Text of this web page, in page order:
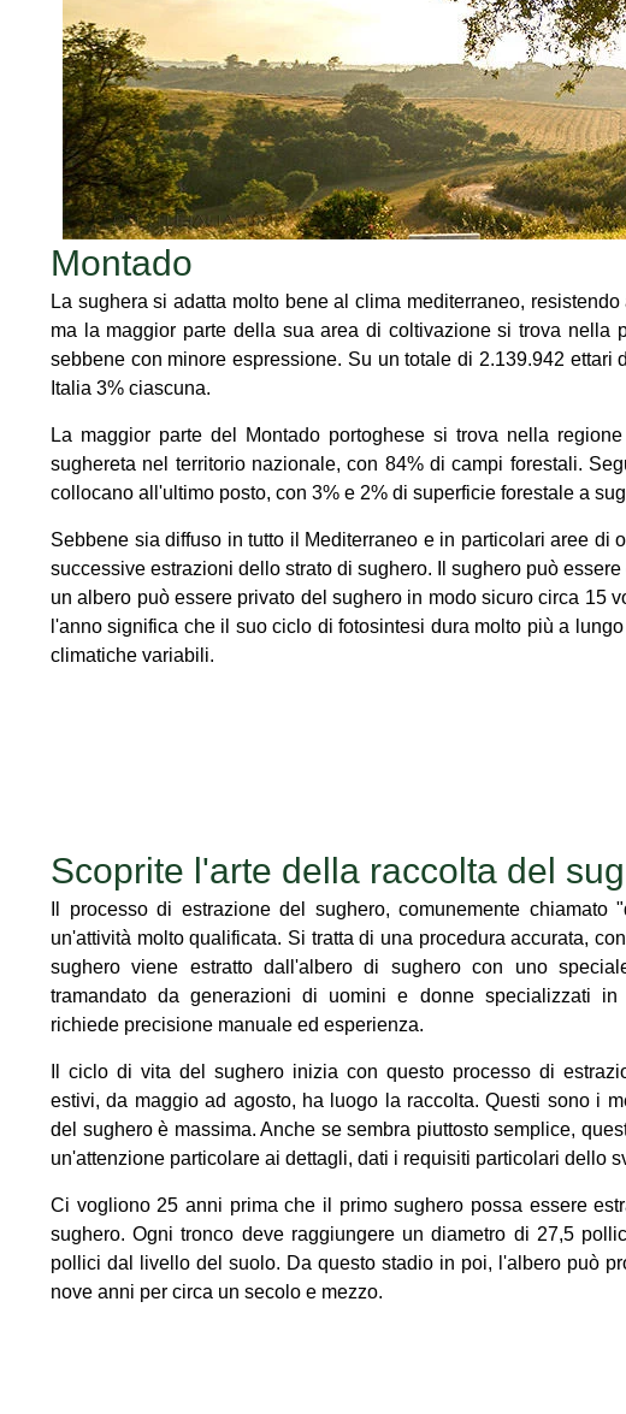
Montado
La sughera si adatta molto bene al clima mediterraneo,
ma la maggior parte della sua area di coltivazione si trova nella
sebbene con minore espressione. Su un totale di 2.139.942
Italia 3% ciascuna.
La maggior parte del Montado portoghese si trova nella
sughereta nel territorio nazionale, con 84% di campi forestali.
collocano all'ultimo posto, con 3% e 2% di superficie forestale a
Sebbene sia diffuso in tutto il Mediterraneo e in particolari aree
successive estrazioni dello strato di sughero. Il sughero può
un albero può essere privato del sughero in modo sicuro circa 15
l'anno significa che il suo ciclo di fotosintesi dura molto più a
climatiche variabili.
Scoprite l'arte della raccolta del
Il processo di estrazione del sughero, comunemente chiamato
un'attività molto qualificata. Si tratta di una procedura accurata,
sughero viene estratto dall'albero di sughero con uno
tramandato da generazioni di uomini e donne specializzati in
richiede precisione manuale ed esperienza.
Il ciclo di vita del sughero inizia con questo processo di
estivi, da maggio ad agosto, ha luogo la raccolta. Questi sono i
del sughero è massima. Anche se sembra piuttosto semplice,
un'attenzione particolare ai dettagli, dati i requisiti particolari dello
Ci vogliono 25 anni prima che il primo sughero possa essere
sughero. Ogni tronco deve raggiungere un diametro di 27,5
pollici dal livello del suolo. Da questo stadio in poi, l'albero può
nove anni per circa un secolo e mezzo.